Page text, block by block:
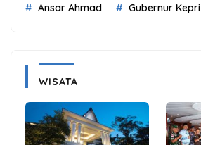
Ansar Ahmad Gubernur Kepri
WISATA